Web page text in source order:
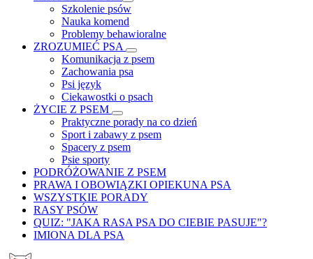
Szkolenie psów
Nauka komend
Problemy behawioralne
ZROZUMIEĆ PSA
Komunikacja z psem
Zachowania psa
Psi język
Ciekawostki o psach
ŻYCIE Z PSEM
Praktyczne porady na co dzień
Sport i zabawy z psem
Spacery z psem
Psie sporty
PODRÓŻOWANIE Z PSEM
PRAWA I OBOWIĄZKI OPIEKUNA PSA
WSZYSTKIE PORADY
RASY PSÓW
QUIZ: "JAKA RASA PSA DO CIEBIE PASUJE"?
IMIONA DLA PSA